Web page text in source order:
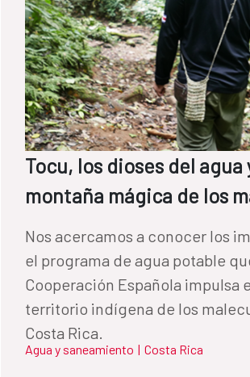
Tocu, los dioses del agua
montaña mágica de los
Nos acercamos a conocer los
el programa de agua potable
Cooperación Española impulsa
territorio indígena de los
Costa Rica.
Agua y saneamiento | Costa Rica